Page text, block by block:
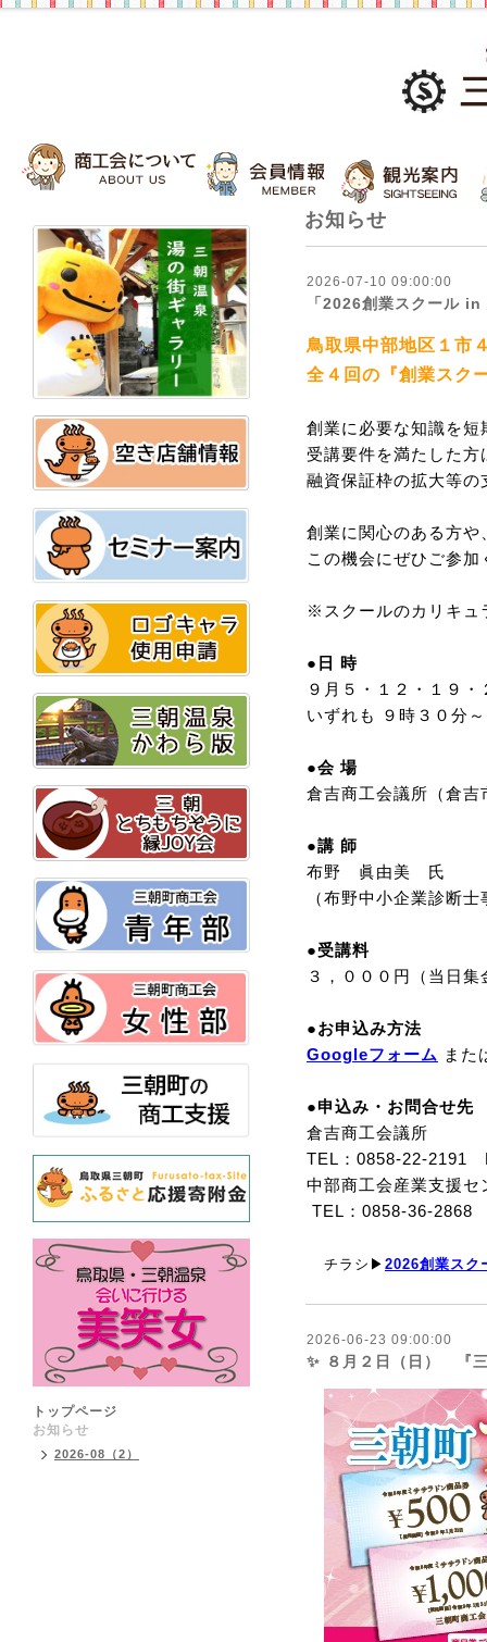
お知らせ
2026-07-10 09:00:00
「2026創業スクール
鳥取県中部地区１市
全４回の『創業スク
創業に必要な知識を短
受講要件を満たした
融資保証枠の拡大等
創業に関心のある方
この機会にぜひご参加
※スクールのカリキュ
●日 時
９月５・１２・１９
いずれも ９時３０分
●会 場
倉吉商工会議所（倉
●講 師
布野 眞由美 氏
（布野中小企業診断
●受講料
３，０００円（当日集
●お申込み方法
Googleフォーム
また
●申込み・お問合せ先
倉吉商工会議所
TEL：0858-22-2191
中部商工会産業支援セ
TEL：0858-36-2868
チラシ▶ 2026創業ス
2026-06-23 09:00:00
✨ ８月２日（日） 『
トップページ
お知らせ
2026-08（2）